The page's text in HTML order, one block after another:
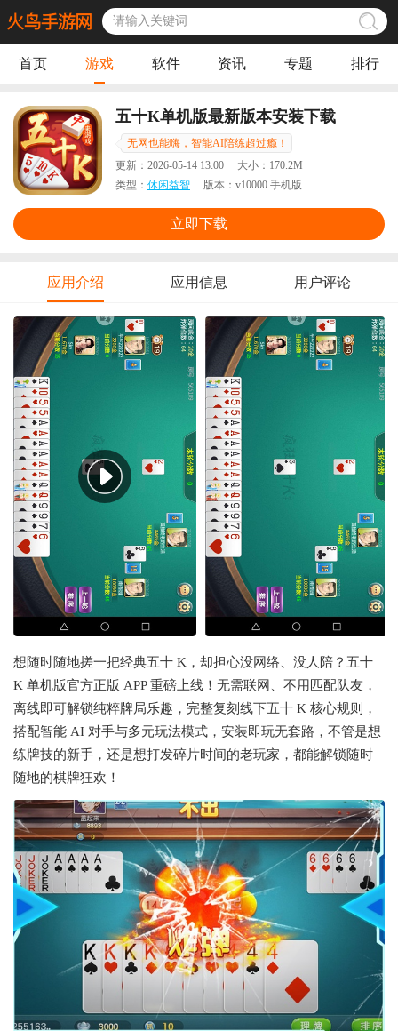
首页 游戏 软件 资讯 专题 排行
五十K单机版最新版本安装下载
无网也能嗨，智能AI陪练超过瘾！
更新： 2026-05-14 13:00 大小： 170.2M
类型： 休闲益智 版本： v10000 手机版
立即下载
应用介绍 应用信息 用户评论
想随时随地搓一把经典五十 K，却担心没网络、没人陪？五十
K 单机版官方正版 APP 重磅上线！无需联网、不用匹配队友，
离线即可解锁纯粹牌局乐趣，完整复刻线下五十 K 核心规则，
搭配智能 AI 对手与多元玩法模式，安装即玩无套路，不管是想
练牌技的新手，还是想打发碎片时间的老玩家，都能解锁随时
随地的棋牌狂欢！